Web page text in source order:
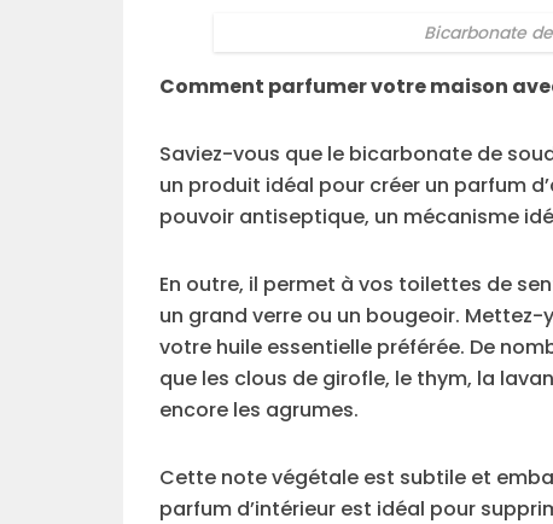
Bicarbonate
Comment parfumer votre maison
Saviez-vous que le bicarbonate de
un produit idéal pour créer un parfum
pouvoir antiseptique, un mécanisme
En outre, il permet à vos toilettes de
un grand verre ou un bougeoir.
votre huile essentielle préférée. De
que les clous de girofle, le thym, la
encore les agrumes.
Cette note végétale est subtile et
parfum d’intérieur est idéal pour